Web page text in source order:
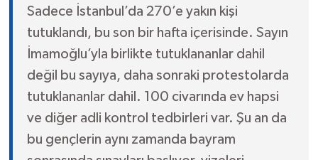
Sadece İstanbul’da 270’e yakın kişi
tutuklandı, bu son bir hafta içerisinde. Sayın
İmamoğlu’yla birlikte tutuklananlar dahil
değil bu sayıya, daha sonraki protestolarda
tutuklananlar dahil. 100 civarında ev hapsi
ve diğer adli kontrol tedbirleri var. Şu an da
bu gençlerin aynı zamanda bayram